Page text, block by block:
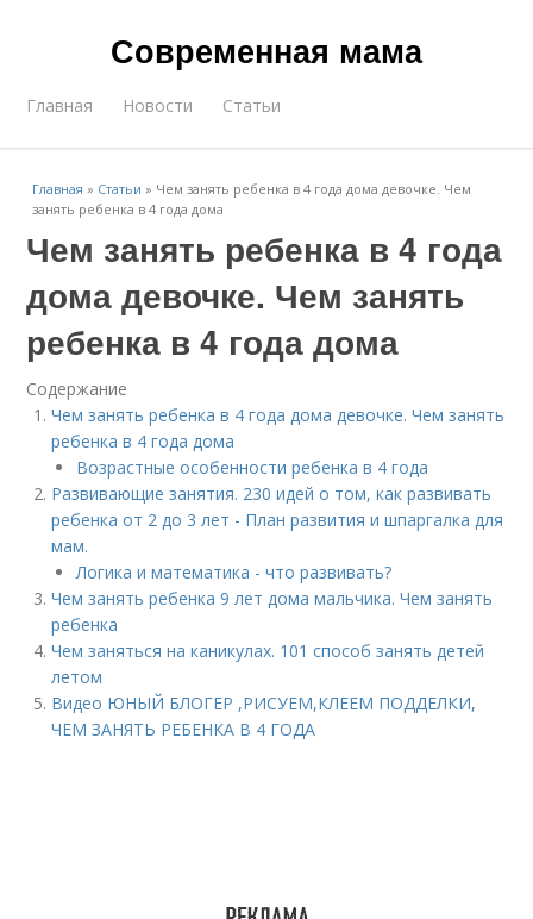
Современная мама
Главная Новости Статьи
Главная » Статьи » Чем занять ребенка в 4 года дома девочке. Чем
занять ребенка в 4 года дома
Чем занять ребенка в 4 года
дома девочке. Чем занять
ребенка в 4 года дома
Содержание
Чем занять ребенка в 4 года дома девочке. Чем занять
ребенка в 4 года дома
Возрастные особенности ребенка в 4 года
Развивающие занятия. 230 идей о том, как развивать
ребенка от 2 до 3 лет - План развития и шпаргалка для
мам.
Логика и математика - что развивать?
Чем занять ребенка 9 лет дома мальчика. Чем занять
ребенка
Чем заняться на каникулах. 101 способ занять детей
летом
Видео ЮНЫЙ БЛОГЕР ,РИСУЕМ,КЛЕЕМ ПОДДЕЛКИ,
ЧЕМ ЗАНЯТЬ РЕБЕНКА В 4 ГОДА